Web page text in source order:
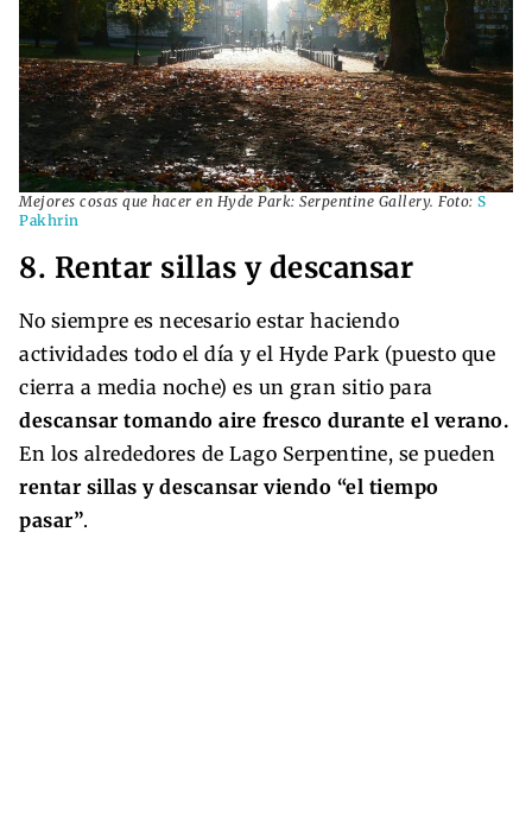
Mejores cosas que hacer en Hyde Park: Serpentine Gallery. Foto: S
Pakhrin
8. Rentar sillas y descansar
No siempre es necesario estar haciendo
actividades todo el día y el Hyde Park (puesto que
cierra a media noche) es un gran sitio para
descansar tomando aire fresco durante el verano.
En los alrededores de Lago Serpentine, se pueden
rentar sillas y descansar viendo “el tiempo
pasar”.